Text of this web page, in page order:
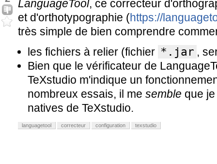
LanguageTool, ce correcteur
et d'orthotypographie (https://
très simple de bien comprendre
les fichiers à relier (fichier *.jar ,
Bien que le vérificateur de
TeXstudio m'indique un
nombreux essais, il me semble que
natives de TeXstudio.
languagetool correcteur configuration texstudio